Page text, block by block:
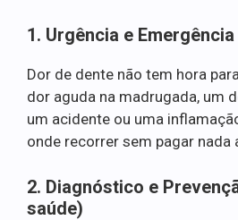
1. Urgência e Emergência
Dor de dente não tem hora
dor aguda na madrugada, um
um acidente ou uma
onde recorrer sem pagar nada
2. Diagnóstico e
saúde)